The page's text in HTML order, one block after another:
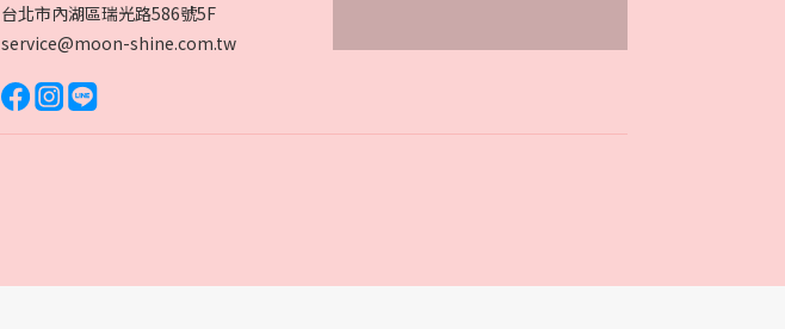
台北市內湖區瑞光路586號5F
service@moon-shine.com.tw